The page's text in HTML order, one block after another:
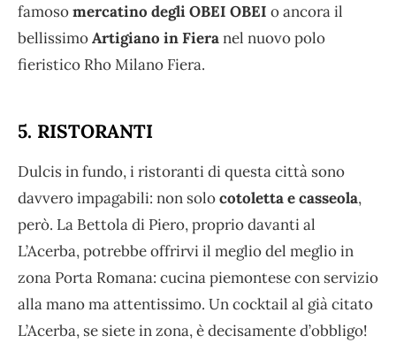
famosomercatino degli OBEI OBEI o ancora il
bellissimoArtigiano in Fieranel nuovo polo
fieristico Rho Milano Fiera.
5. RISTORANTI
Dulcis in fundo, i ristoranti di questa città sono
davvero impagabili: non solocotoletta e casseola,
però. La Bettola di Piero, proprio davanti al
L’Acerba, potrebbe offrirvi il meglio del meglio in
zona Porta Romana: cucina piemontese con servizio
alla mano ma attentissimo. Un cocktail al già citato
L’Acerba, se siete in zona, è decisamente d’obbligo!